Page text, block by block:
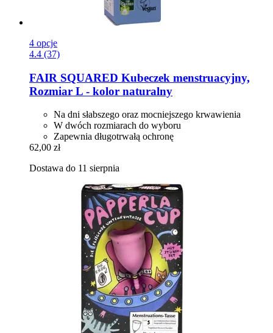
4 opcje
4.4 (37)
FAIR SQUARED Kubeczek menstruacyjny,
Rozmiar L -​ kolor naturalny
Na dni słabszego oraz mocniejszego krwawienia
W dwóch rozmiarach do wyboru
Zapewnia długotrwałą ochronę
62,00 zł
Dostawa do 11 sierpnia